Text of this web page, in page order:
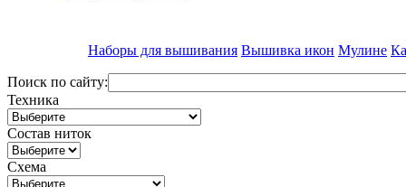
Наборы для вышивания Вышивка икон Мулине
Поиск по сайту:
Техника
Состав ниток
Схема